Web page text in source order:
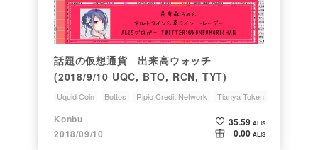
話題の仮想通貨 出来高ウォッチ
(2018/9/10 UQC, BTO, RCN, TYT)
Uquid Coin Bottos Ripio Credit Network
Tianya Token
GUSD
Konbu
2018/09/10
35.59 ALIS
0.00 ALIS